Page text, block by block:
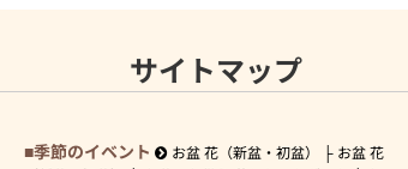
サイトマップ
季節のイベント お盆 花（新盆・初盆）
お盆 花